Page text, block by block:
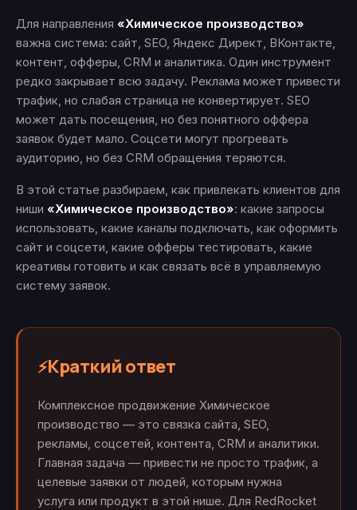
Для направления «Химическое производство»
важна система: сайт, SEO, Яндекс Директ, ВКонтакте,
контент, офферы, CRM и аналитика. Один инструмент
редко закрывает всю задачу. Реклама может привести
трафик, но слабая страница не конвертирует. SEO
может дать посещения, но без понятного оффера
заявок будет мало. Соцсети могут прогревать
аудиторию, но без CRM обращения теряются.
В этой статье разбираем, как привлекать клиентов для
ниши «Химическое производство»: какие запросы
использовать, какие каналы подключать, как оформить
сайт и соцсети, какие офферы тестировать, какие
креативы готовить и как связать всё в управляемую
систему заявок.
⚡Краткий ответ
Комплексное продвижение Химическое
производство — это связка сайта, SEO,
рекламы, соцсетей, контента, CRM и аналитики.
Главная задача — привести не просто трафик, а
целевые заявки от людей, которым нужна
услуга или продукт в этой нише. Для RedRocket